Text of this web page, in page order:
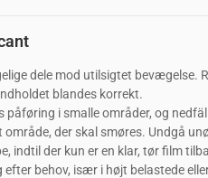
dele mod utilsigtet bevægelse.
blandes korrekt.
i smalle områder, og
der skal smøres. Undgå
indtil der kun er en klar, tør film
behov, især i højt belastede